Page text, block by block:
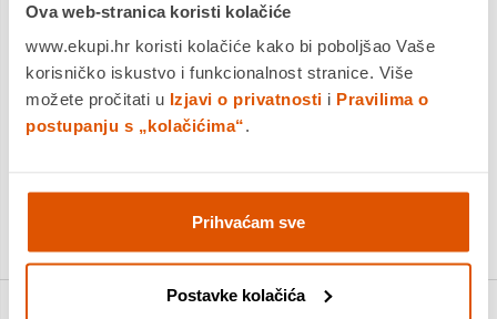
Ova web-stranica koristi kolačiće
www.ekupi.hr koristi kolačiće kako bi poboljšao Vaše
korisničko iskustvo i funkcionalnost stranice. Više
možete pročitati u Izjavi o privatnosti i Pravilima o
postupanju s „kolačićima“.
Prihvaćam sve
Postavke kolačića
jednokratno i na rate
Povrat robe moguć unutar 14 dana
PROIZVOD JE NEDOSTUPAN